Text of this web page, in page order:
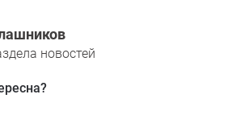
новостей